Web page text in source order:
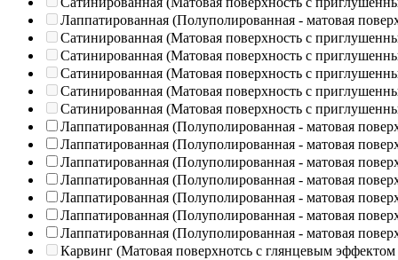
Лаппатированная (Полуполированная - матовая
Сатинированная (Матовая поверхность с
Сатинированная (Матовая поверхность с
Сатинированная (Матовая поверхность с
Сатинированная (Матовая поверхность с
Сатинированная (Матовая поверхность с
Лаппатированная (Полуполированная - матовая
Лаппатированная (Полуполированная - матовая
Лаппатированная (Полуполированная - матовая
Лаппатированная (Полуполированная - матовая
Лаппатированная (Полуполированная - матовая
Лаппатированная (Полуполированная - матовая
Лаппатированная (Полуполированная - матовая
Карвинг (Матовая поверхнотсь с глянцевым эффектом